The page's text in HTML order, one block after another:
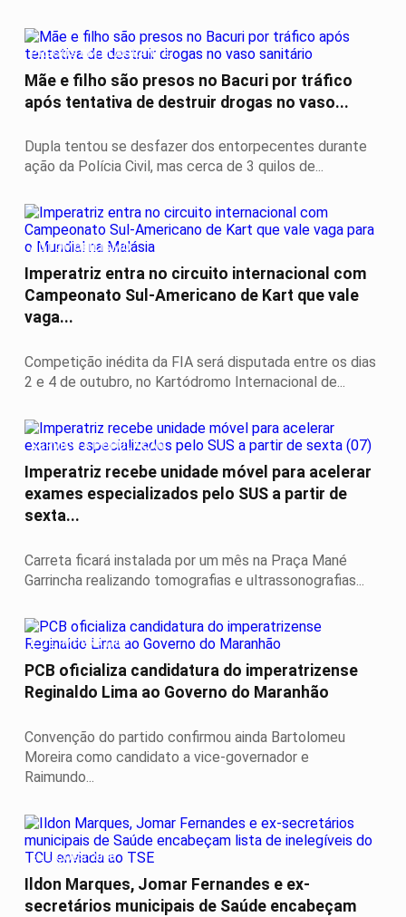
PRESOS EM FLAGRANTE
Mãe e filho são presos no Bacuri por tráfico
após tentativa de destruir drogas no vaso...
Dupla tentou se desfazer dos entorpecentes durante
ação da Polícia Civil, mas cerca de 3 quilos de...
AUTOMOBILISMO
Imperatriz entra no circuito internacional com
Campeonato Sul-Americano de Kart que vale
vaga...
Competição inédita da FIA será disputada entre os dias
2 e 4 de outubro, no Kartódromo Internacional de...
SERVIÇO A POPULAÇÃO
Imperatriz recebe unidade móvel para acelerar
exames especializados pelo SUS a partir de
sexta...
Carreta ficará instalada por um mês na Praça Mané
Garrincha realizando tomografias e ultrassonografias...
É DE IMPERATRIZ
PCB oficializa candidatura do imperatrizense
Reginaldo Lima ao Governo do Maranhão
Convenção do partido confirmou ainda Bartolomeu
Moreira como candidato a vice-governador e
Raimundo...
ELEIÇÕES 2026
Ildon Marques, Jomar Fernandes e ex-
secretários municipais de Saúde encabeçam